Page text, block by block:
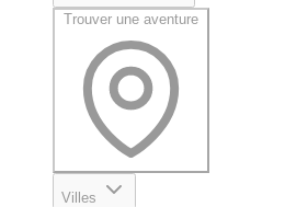
Trouver une aventure
Villes